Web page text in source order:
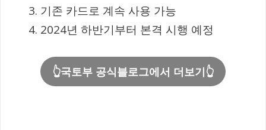
기존 카드로 계속 사용 가능
2024년 하반기부터 본격 시행 예정
👆국토부 공식블로그에서 더보기👆